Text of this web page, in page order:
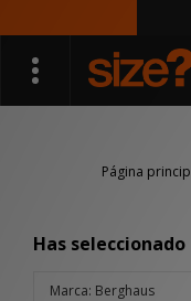
Página
Has seleccionado
Marca: Berghaus